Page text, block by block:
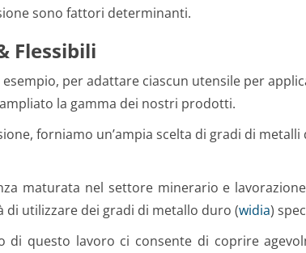
sono fattori determinanti.
Flessibili
per adattare ciascun utensile per
la gamma dei nostri prodotti.
forniamo un’ampia scelta di gradi di
maturata nel settore minerario e
di utilizzare dei gradi di metallo duro (widia)
di questo lavoro ci consente di coprire